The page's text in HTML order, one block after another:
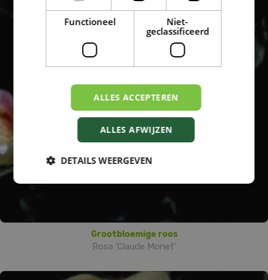
Grootbloemige roos
Rosa 'Claude Monet'
Functioneel
Niet-
geclassificeerd
ALLES ACCEPTEREN
ALLES AFWIJZEN
DETAILS WEERGEVEN